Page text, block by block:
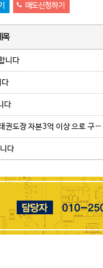
매도신청하기
목
니다
다
다
자본3억 이상 으로 구하고 있습니다
다